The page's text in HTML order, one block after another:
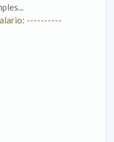
----------